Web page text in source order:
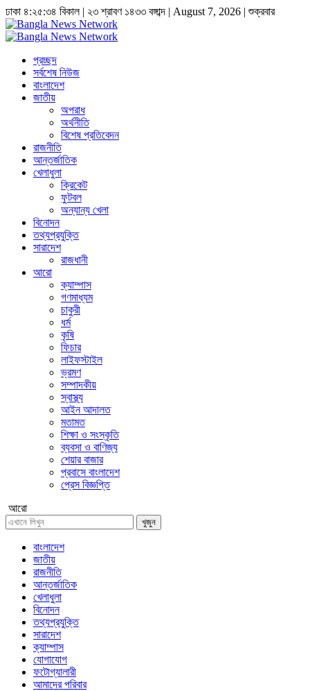
ঢাকা ৪:২৫:৩৪ বিকাল| ২৩ শ্রাবণ ১৪৩৩ বঙ্গাব্দ | August 7, 2026 |শুক্রবার
প্রচ্ছদ
সর্বশেষ নিউজ
বাংলাদেশ
জাতীয়
অপরাধ
অর্থনীতি
বিশেষ প্রতিবেদন
রাজনীতি
আন্তর্জাতিক
খেলাধুলা
ক্রিকেট
ফুটবল
অন্যান্য খেলা
বিনোদন
তথ্যপ্রযুক্তি
সারাদেশ
রাজধানী
আরো
ক্যাম্পাস
গণমাধ্যম
চাকুরী
ধর্ম
কৃষি
ফিচার
লাইফস্টাইল
ভ্রমণ
সম্পাদকীয়
স্বাস্থ্য
আইন আদালত
মতামত
শিক্ষা ও সংস্কৃতি
ব্যবসা ও বাণিজ্য
শেয়ার বাজার
প্রবাসে বাংলাদেশ
প্রেস বিজ্ঞপ্তি
আরো
খুজুন
বাংলাদেশ
জাতীয়
রাজনীতি
আন্তর্জাতিক
খেলাধুলা
বিনোদন
তথ্যপ্রযুক্তি
সারাদেশ
ক্যাম্পাস
যোগাযোগ
ফটোগ্যালারী
আমাদের পরিবার